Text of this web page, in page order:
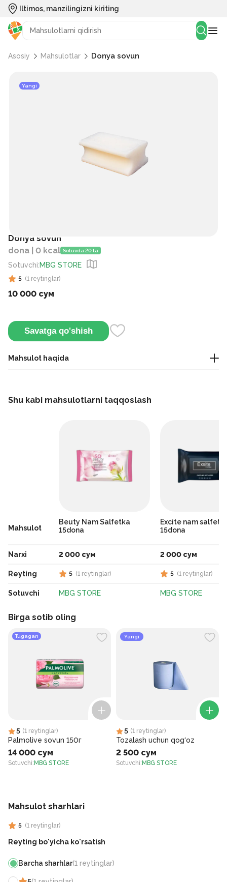
Iltimos, manzilingizni kiriting
Asosiy Mahsulotlar Donya sovun
Yangi
Donya sovun
dona | 0 kcal Sotuvda 20 ta
Sotuvchi:MBG STORE
5 (1 reytinglar)
10 000 сум
Savatga qo'shish
Mahsulot haqida
Shu kabi mahsulotlarni taqqoslash
Mahsulot
Narxi
Reyting
Sotuvchi
Beuty Nam Salfetka
15dona
2 000 сум
5 (1 reytinglar)
MBG STORE
Excite nam
15dona
2 000 сум
5 (1 reytinglar)
MBG STORE
Birga sotib oling
Tugagan
5 (1 reytinglar)
Palmolive sovun 150г
14 000 сум
Sotuvchi: MBG STORE
Yangi
5 (1 reytinglar)
Tozalash uchun qog‘oz
2 500 сум
Sotuvchi: MBG STORE
Mahsulot sharhlari
5 (1 reytinglar)
Reyting bo'yicha ko'rsatish
Barcha sharhlar(1 reytinglar)